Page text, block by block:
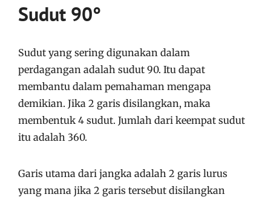
Sudut 90°
Sudut yang sering digunakan dalam
perdagangan adalah sudut 90. Itu dapat
membantu dalam pemahaman mengapa
demikian. Jika 2 garis disilangkan, maka
membentuk 4 sudut. Jumlah dari keempat sudut
itu adalah 360.
Garis utama dari jangka adalah 2 garis lurus
yang mana jika 2 garis tersebut disilangkan